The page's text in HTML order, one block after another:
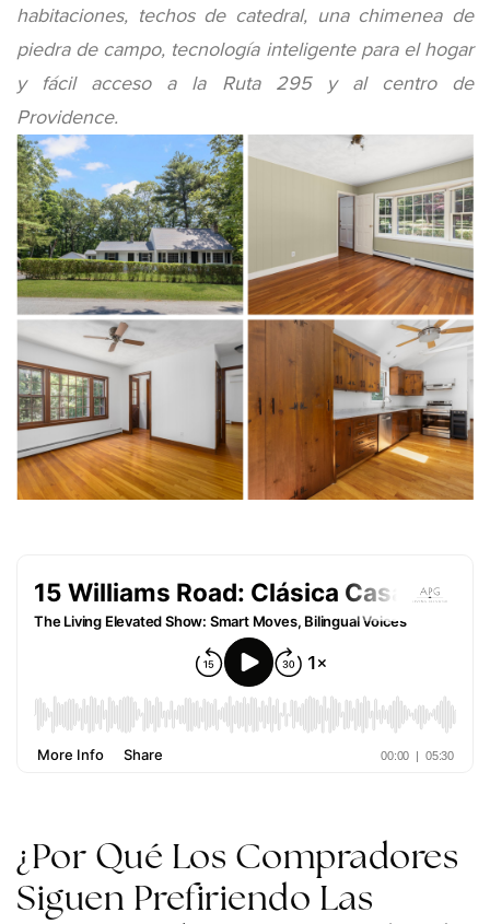
habitaciones, techos de catedral, una chimenea de
piedra de campo, tecnología inteligente para el hogar
y fácil acceso a la Ruta 295 y al centro de
Providence.
¿Por Qué Los Compradores
Siguen Prefiriendo Las